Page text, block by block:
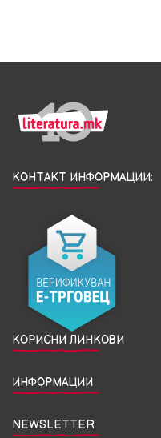
КОНТАКТ ИНФОРМАЦИИ:
КОРИСНИ ЛИНКОВИ
ИНФОРМАЦИИ
NEWSLETTER